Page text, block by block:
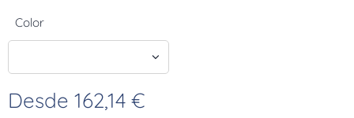
Color
Desde 162,14 €